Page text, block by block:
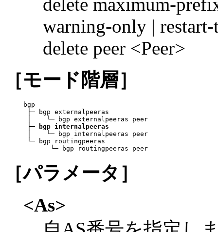
warning-only |
delete peer <Peer>
［モード階層］
bgp
├─ bgp externalpeeras
│    └─ bgp externalpeeras peer
├─
bgp internalpeeras
│    └─ bgp internalpeeras peer
└─ bgp routingpeeras
       └─ bgp routingpeeras peer
［パラメータ］
<As>